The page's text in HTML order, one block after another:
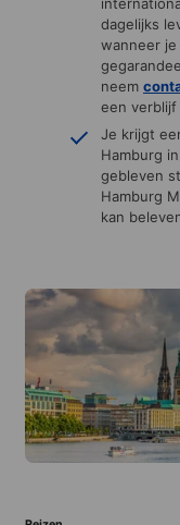
dagelijks
wanneer je
neem
een verblijf
Je krijgt
Hamburg
gebleven
Hamburg
kan